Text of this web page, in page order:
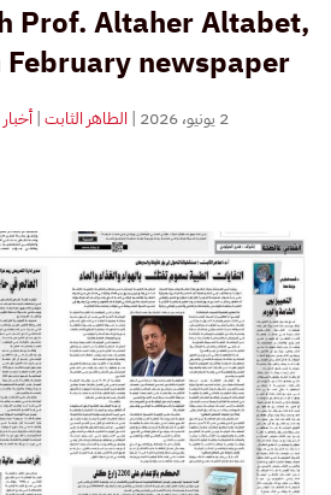
Prof. Altaher Altabet,
newspaper
2 يونيو، 2026 | الطاهر الثابت|أخبار